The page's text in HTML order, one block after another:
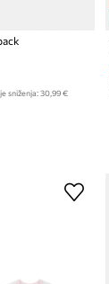
sniženja: 30,99 €